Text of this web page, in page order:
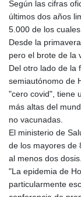
Según las cifras
últimos dos años
5.000 de los
Desde la
pero el brote de la
Del otro lado de la
semiautónomo de
"cero covid", tiene
más altas del
no vacunadas.
El ministerio de
de los mayores de
al menos dos dosis.
"La epidemia de
particularmente